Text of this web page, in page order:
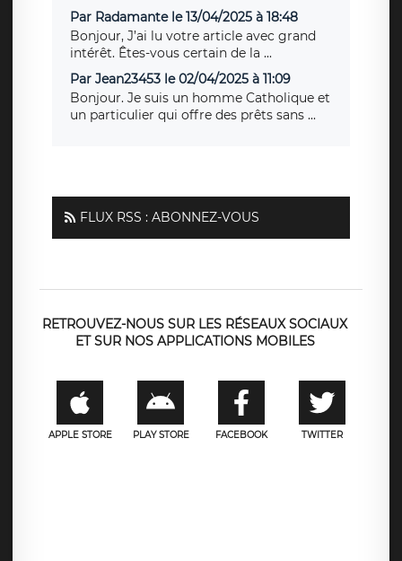
Par Radamante le 13/04/2025 à 18:48
Bonjour, J’ai lu votre article avec grand
intérêt. Êtes-vous certain de la ...
Par Jean23453 le 02/04/2025 à 11:09
Bonjour. Je suis un homme Catholique et
un particulier qui offre des prêts sans ...
FLUX RSS : ABONNEZ-VOUS
RETROUVEZ-NOUS SUR LES RÉSEAUX SOCIAUX
ET SUR NOS APPLICATIONS MOBILES
APPLE STORE PLAY STORE FACEBOOK TWITTER